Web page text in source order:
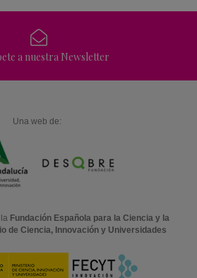
a nuestra Newsletter
Una web de:
Fundación Española para la Ciencia y la
de Ciencia, Innovación y Universidades